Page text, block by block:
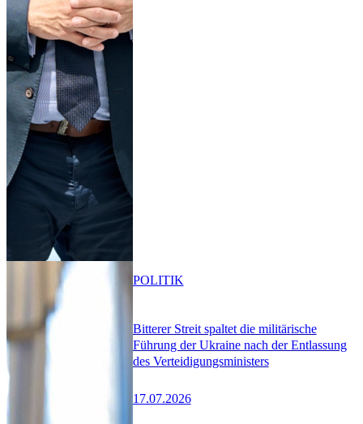
Bitterer Streit spaltet die militärische
Führung der Ukraine nach der Entlassung
des Verteidigungsministers
17.07.2026
POLITIK